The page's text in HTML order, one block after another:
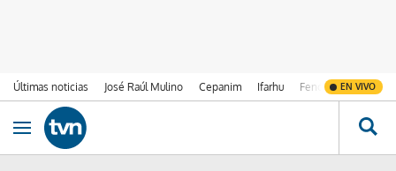
Últimas noticias José Raúl Mulino Cepanim Ifarhu Fenómeno de El
EN VIVO
Ir al contenido
Obrir navegació